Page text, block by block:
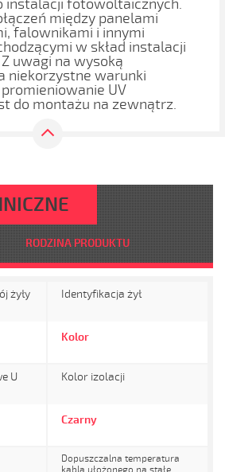
instalacji fotowoltaicznych.
między panelami
falownikami i innymi
w skład instalacji
uwagi na wysoką
niekorzystne warunki
UV
do montażu na zewnątrz.
RODZINA PRODUKTU
żyły Identyfikacja żył
Kolor
U Kolor izolacji
Czarny
Dopuszczalna temperatura
kabla ułożonego na stałe